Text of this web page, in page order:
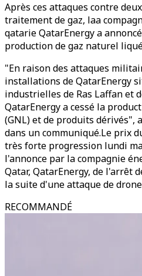
Après ces attaques contre
traitement de gaz, laa
qatarie QatarEnergy a
production de gaz naturel
"En raison des attaques
installations de QatarEnergy
industrielles de Ras Laffan et
QatarEnergy a cessé la
(GNL) et de produits dérivés",
dans un communiqué.Le prix
très forte progression lundi
l'annonce par la compagnie
Qatar, QatarEnergy, de l'arrêt
la suite d'une attaque de
RECOMMANDÉ